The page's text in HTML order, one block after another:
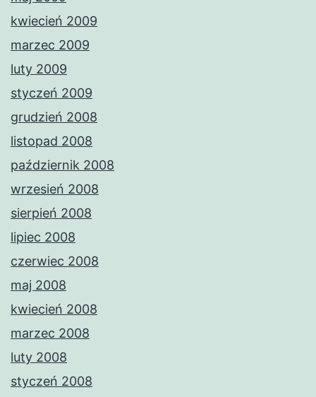
kwiecień 2009
marzec 2009
luty 2009
styczeń 2009
grudzień 2008
listopad 2008
październik 2008
wrzesień 2008
sierpień 2008
lipiec 2008
czerwiec 2008
maj 2008
kwiecień 2008
marzec 2008
luty 2008
styczeń 2008